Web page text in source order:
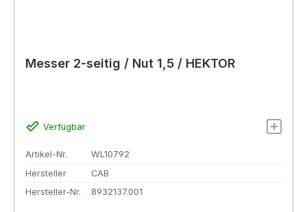
Messer 2-seitig / Nut 1,5 / HEKTOR
Verfügbar
Artikel-Nr.
WL10792
Hersteller
CAB
Hersteller-Nr.
8932137.001